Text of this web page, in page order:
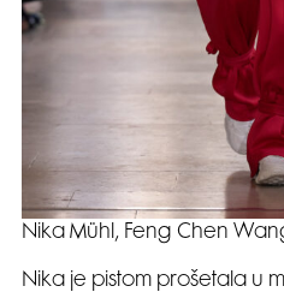
Nika Mühl, Feng Chen
Nika je pistom prošetala u